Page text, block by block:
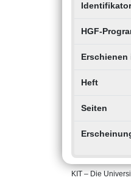
Identifikator
HGF-
Erschienen
Heft
Seiten
KIT – Die